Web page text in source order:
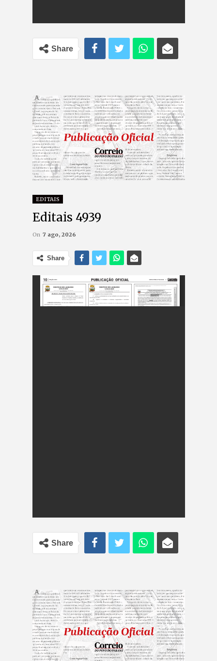
Share
EDITAIS
Editais 4939
On 7 ago, 2026
Share
Share